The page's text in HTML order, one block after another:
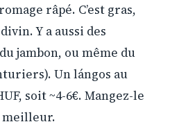
râpé. C’est gras,
Y a aussi des
jambon, ou même du
Un lángos au
soit ~4-6€. Mangez-le
meilleur.